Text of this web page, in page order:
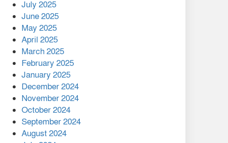
এক বিলিয়ন ডলার বিনিয়োগ
হবে আনোয়ারায়
বান্দরবানে বন্যায় ক্ষতিগ্রস্তদের
মাঝে সহায়তা দিলেন সাচিং প্রু
জেরী
July 2025
June 2025
May 2025
April 2025
March 2025
February 2025
January 2025
December 2024
November 2024
October 2024
September 2024
August 2024